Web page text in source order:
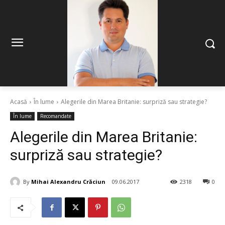
Acasă În lume Alegerile din Marea Britanie: surpriză sau strategie?
În lume Recomandate
Alegerile din Marea Britanie:
surpriză sau strategie?
By Mihai Alexandru Crăciun 09.06.2017 0
2318